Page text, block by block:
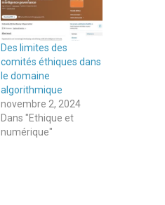
Des limites des
comités éthiques dans
le domaine
algorithmique
novembre 2, 2024
Dans "Ethique et
numérique"